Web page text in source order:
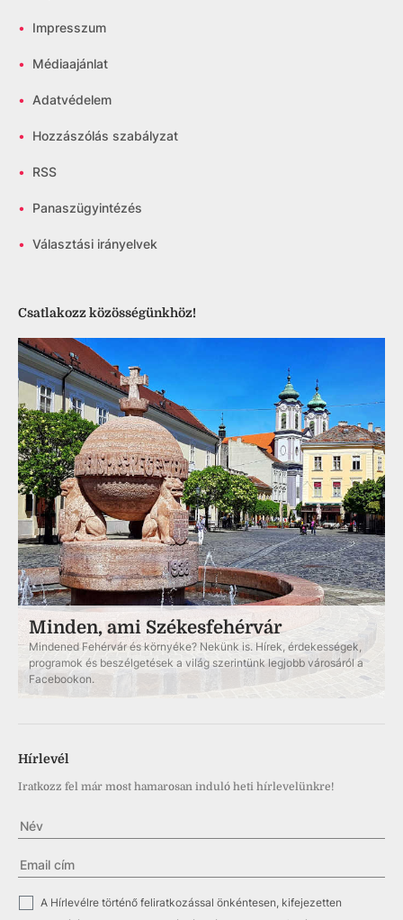
• Impresszum
• Médiaajánlat
• Adatvédelem
• Hozzászólás szabályzat
• RSS
• Panaszügyintézés
• Választási irányelvek
Csatlakozz közösségünkhöz!
Minden, ami Székesfehérvár
Mindened Fehérvár és környéke? Nekünk is. Hírek, érdekességek,
programok és beszélgetések a világ szerintünk legjobb városáról a
Facebookon.
Hírlevél
Iratkozz fel már most hamarosan induló heti hírlevelünkre!
A Hírlevélre történő feliratkozással önkéntesen, kifejezetten